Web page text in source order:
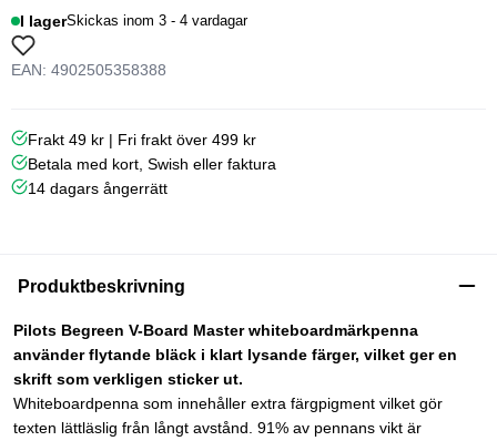
I lagerSkickas inom 3 - 4 vardagar
EAN: 4902505358388
Frakt 49 kr | Fri frakt över 499 kr
Betala med kort, Swish eller faktura
14 dagars ångerrätt
Produktbeskrivning
Pilots Begreen V-Board Master whiteboardmärkpenna
använder flytande bläck i klart lysande färger, vilket ger en
skrift som verkligen sticker ut.
Whiteboardpenna som innehåller extra färgpigment vilket gör
texten lättläslig från långt avstånd. 91% av pennans vikt är